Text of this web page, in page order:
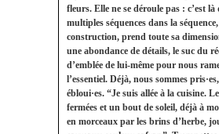
fleurs. Elle ne se déroule pas : c’est là
multiples séquences dans la
construction, prend toute sa
une abondance de détails, le suc du
d’emblée de lui-même pour nous
l’essentiel. Déjà, nous sommes
ébloui·es. “Je suis allée à la cuisine.
fermées et un bout de soleil, déjà à
en morceaux par les brins d’herbe,